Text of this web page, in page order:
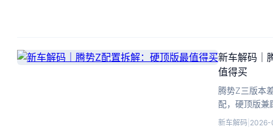
新车解码｜
值得买
腾势Z三版本
配，硬顶版兼
新车解码 2026-